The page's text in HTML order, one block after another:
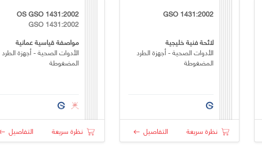
GSO 1431:2002
لائحة فنية خليجية
الأدوات الصحية - أجهزة الطرد
المضغوطة
نظرة سريعة التفاصيل
OS GSO 1431:2002
GSO 1431:2002
مواصفة قياسية عمانية
الأدوات الصحية - أجهزة الطرد
المضغوطة
نظرة سريعة التفاصيل